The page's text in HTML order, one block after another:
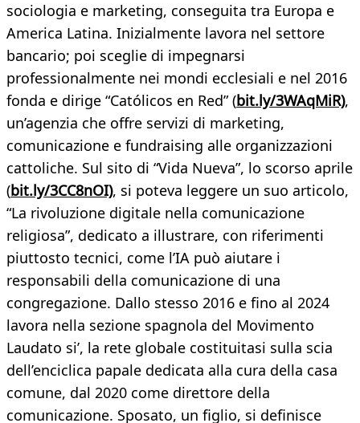
sociologia e marketing, conseguita tra Europa e
America Latina. Inizialmente lavora nel settore
bancario; poi sceglie di impegnarsi
professionalmente nei mondi ecclesiali e nel 2016
fonda e dirige “Católicos en Red” (bit.ly/3WAqMiR),
un’agenzia che offre servizi di marketing,
comunicazione e fundraising alle organizzazioni
cattoliche. Sul sito di “Vida Nueva”, lo scorso aprile
(bit.ly/3CC8nOI), si poteva leggere un suo articolo,
“La rivoluzione digitale nella comunicazione
religiosa”, dedicato a illustrare, con riferimenti
piuttosto tecnici, come l’IA può aiutare i
responsabili della comunicazione di una
congregazione. Dallo stesso 2016 e fino al 2024
lavora nella sezione spagnola del Movimento
Laudato si’, la rete globale costituitasi sulla scia
dell’enciclica papale dedicata alla cura della casa
comune, dal 2020 come direttore della
comunicazione. Sposato, un figlio, si definisce